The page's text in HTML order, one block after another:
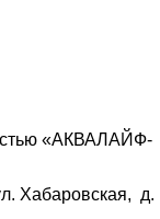
«АКВАЛАЙФ-
Хабаровская, д.